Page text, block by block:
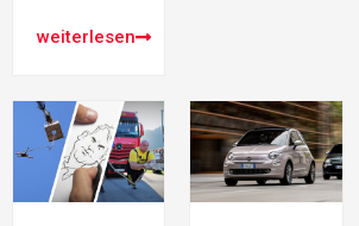
weiterlesen